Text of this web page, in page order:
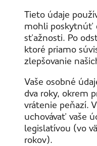
Tieto údaje
mohli poskytnúť
sťažnosti. Po
ktoré priamo
zlepšovanie
Vaše osobné
dva roky, okrem
vrátenie peňazí.
uchovávať vaše
legislatívou (vo
rokov).